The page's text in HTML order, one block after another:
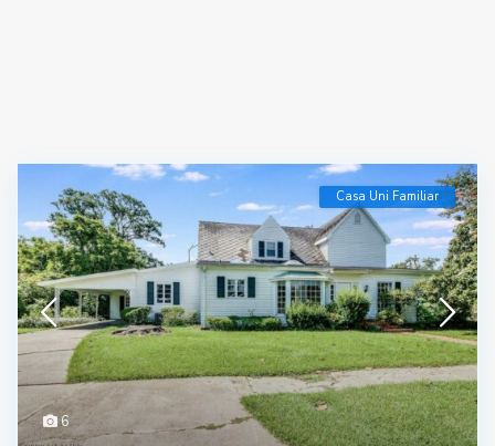
6
Casa Uni Familiar